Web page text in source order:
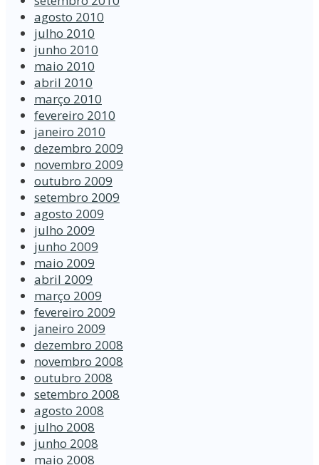
agosto 2010
julho 2010
junho 2010
maio 2010
abril 2010
março 2010
fevereiro 2010
janeiro 2010
dezembro 2009
novembro 2009
outubro 2009
setembro 2009
agosto 2009
julho 2009
junho 2009
maio 2009
abril 2009
março 2009
fevereiro 2009
janeiro 2009
dezembro 2008
novembro 2008
outubro 2008
setembro 2008
agosto 2008
julho 2008
junho 2008
maio 2008